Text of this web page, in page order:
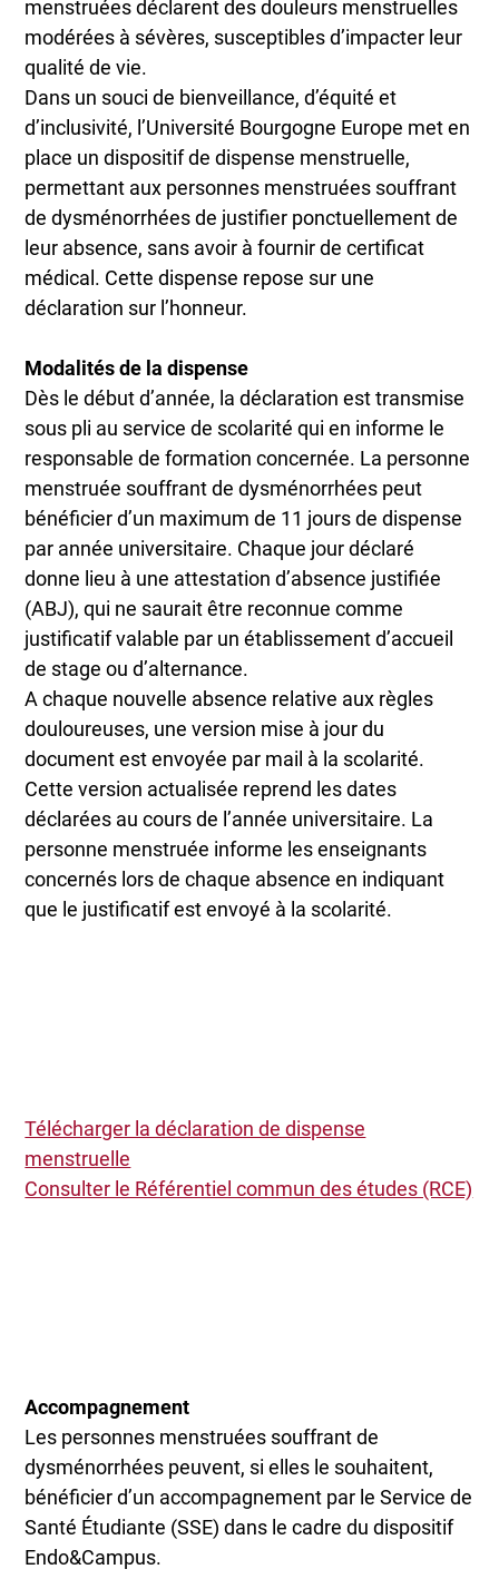
menstruées déclarent des douleurs menstruelles
modérées à sévères, susceptibles d’impacter leur
qualité de vie.
Dans un souci de bienveillance, d’équité et
d’inclusivité, l’Université Bourgogne Europe met en
place un dispositif de dispense menstruelle,
permettant aux personnes menstruées souffrant
de dysménorrhées de justifier ponctuellement de
leur absence, sans avoir à fournir de certificat
médical. Cette dispense repose sur une
déclaration sur l’honneur.
Modalités de la dispense
Dès le début d’année, la déclaration est transmise
sous pli au service de scolarité qui en informe le
responsable de formation concernée. La personne
menstruée souffrant de dysménorrhées peut
bénéficier d’un maximum de 11 jours de dispense
par année universitaire. Chaque jour déclaré
donne lieu à une attestation d’absence justifiée
(ABJ), qui ne saurait être reconnue comme
justificatif valable par un établissement d’accueil
de stage ou d’alternance.
A chaque nouvelle absence relative aux règles
douloureuses, une version mise à jour du
document est envoyée par mail à la scolarité.
Cette version actualisée reprend les dates
déclarées au cours de l’année universitaire. La
personne menstruée informe les enseignants
concernés lors de chaque absence en indiquant
que le justificatif est envoyé à la scolarité.
Télécharger la déclaration de dispense
menstruelle
Consulter le Référentiel commun des études (RCE)
Accompagnement
Les personnes menstruées souffrant de
dysménorrhées peuvent, si elles le souhaitent,
bénéficier d’un accompagnement par le Service de
Santé Étudiante (SSE) dans le cadre du dispositif
Endo&Campus.